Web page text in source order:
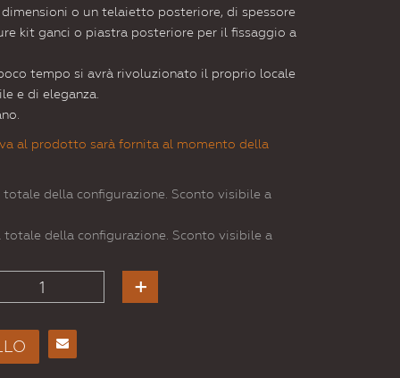
o un telaietto posteriore, di spessore
kit ganci o piastra posteriore per il fissaggio a
tempo si avrà rivoluzionato il proprio locale
e di eleganza.
al prodotto sarà fornita al momento della
della configurazione. Sconto visibile a
della configurazione. Sconto visibile a